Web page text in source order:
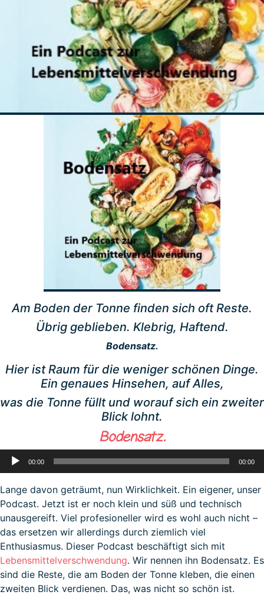
Am Boden der Tonne finden sich oft Reste.
Übrig geblieben. Klebrig, Haftend.
Bodensatz.
Hier ist Raum für die weniger schönen Dinge.
Ein genaues Hinsehen, auf Alles,
was die Tonne füllt und worauf sich ein zweiter
Blick lohnt.
Bodensatz.
Audio-
00:00 00:00
Lange davon geträumt, nun Wirklichkeit. Ein eigener, unser
Podcast. Jetzt ist er noch klein und süß und technisch
unausgereift. Viel profesioneller wird es wohl auch nicht –
das ersetzen wir allerdings durch ziemlich viel
Enthusiasmus. Dieser Podcast beschäftigt sich mit
Lebensmittelverschwendung. Wir nennen ihn Bodensatz. Es
sind die Reste, die am Boden der Tonne kleben, die einen
zweiten Blick verdienen. Das, was nicht so schön ist.